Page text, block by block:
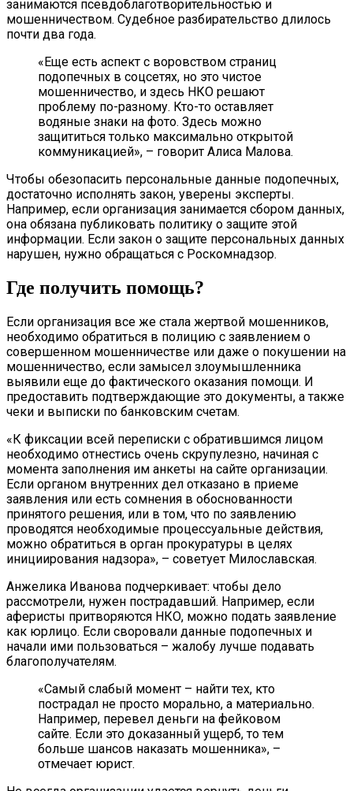
занимаются псевдоблаготворительностью и
мошенничеством. Судебное разбирательство длилось
почти два года.
«Еще есть аспект с воровством страниц
подопечных в соцсетях, но это чистое
мошенничество, и здесь НКО решают
проблему по-разному. Кто-то оставляет
водяные знаки на фото. Здесь можно
защититься только максимально открытой
коммуникацией», – говорит Алиса Малова.
Чтобы обезопасить персональные данные подопечных,
достаточно исполнять закон, уверены эксперты.
Например, если организация занимается сбором данных,
она обязана публиковать политику о защите этой
информации. Если закон о защите персональных данных
нарушен, нужно обращаться с Роскомнадзор.
Где получить помощь?
Если организация все же стала жертвой мошенников,
необходимо обратиться в полицию с заявлением о
совершенном мошенничестве или даже о покушении на
мошенничество, если замысел злоумышленника
выявили еще до фактического оказания помощи. И
предоставить подтверждающие это документы, а также
чеки и выписки по банковским счетам.
«К фиксации всей переписки с обратившимся лицом
необходимо отнестись очень скрупулезно, начиная с
момента заполнения им анкеты на сайте организации.
Если органом внутренних дел отказано в приеме
заявления или есть сомнения в обоснованности
принятого решения, или в том, что по заявлению
проводятся необходимые процессуальные действия,
можно обратиться в орган прокуратуры в целях
инициирования надзора», – советует Милославская.
Анжелика Иванова подчеркивает: чтобы дело
рассмотрели, нужен пострадавший. Например, если
аферисты притворяются НКО, можно подать заявление
как юрлицо. Если своровали данные подопечных и
начали ими пользоваться – жалобу лучше подавать
благополучателям.
«Самый слабый момент – найти тех, кто
пострадал не просто морально, а материально.
Например, перевел деньги на фейковом
сайте. Если это доказанный ущерб, то тем
больше шансов наказать мошенника», –
отмечает юрист.